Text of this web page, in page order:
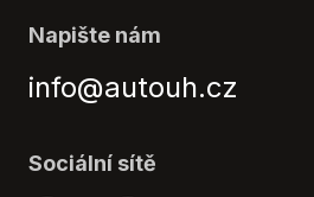
LED denní svícení
Litá kola
Mlhovky
Napište nám
info@autouh.cz
Sociální sítě